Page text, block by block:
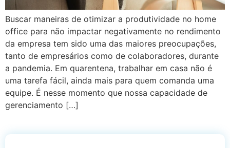
Buscar maneiras de otimizar a produtividade no home
office para não impactar negativamente no rendimento
da empresa tem sido uma das maiores preocupações,
tanto de empresários como de colaboradores, durante
a pandemia. Em quarentena, trabalhar em casa não é
uma tarefa fácil, ainda mais para quem comanda uma
equipe. É nesse momento que nossa capacidade de
gerenciamento […]